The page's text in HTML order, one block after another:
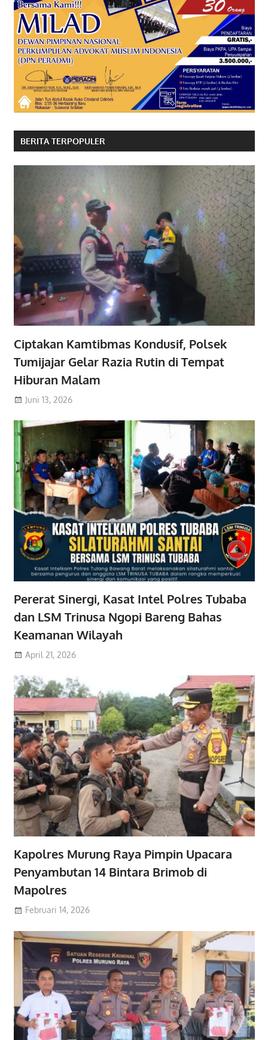
BERITA TERPOPULER
Ciptakan Kamtibmas Kondusif, Polsek
Tumijajar Gelar Razia Rutin di Tempat
Hiburan Malam
Juni 13, 2026
Pererat Sinergi, Kasat Intel Polres Tubaba
dan LSM Trinusa Ngopi Bareng Bahas
Keamanan Wilayah
April 21, 2026
Kapolres Murung Raya Pimpin Upacara
Penyambutan 14 Bintara Brimob di
Mapolres
Februari 14, 2026